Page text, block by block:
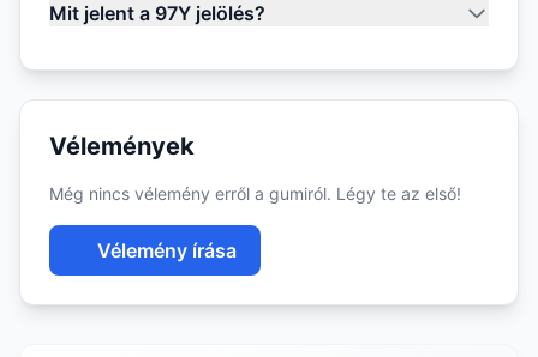
Mit jelent a 97Y jelölés?
Vélemények
Még nincs vélemény erről a gumiról. Légy te az első!
Vélemény írása